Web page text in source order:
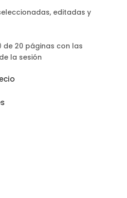
editadas y
de 20 páginas con las
la sesión